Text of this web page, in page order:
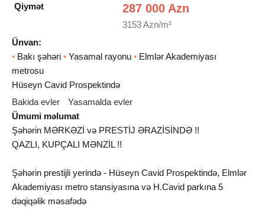
Qiymət 287 000 Azn
3153 Azn/m²
Ünvan:
• Bakı şəhəri • Yasamal rayonu • Elmlər Akademiyası
metrosu
Hüseyn Cavid Prospektində
Bakida evler
Yasamalda evler
Ümumi məlumat
Şəhərin MƏRKƏZİ və PRESTİJ ƏRAZİSİNDƏ !!
QAZLI, KUPÇALI MƏNZİL !!
Şəhərin prestijli yerində - Hüseyn Cavid Prospektində, Elmlər
Akademiyası metro stansiyasına və H.Cavid parkına 5
dəqiqəlik məsafədə